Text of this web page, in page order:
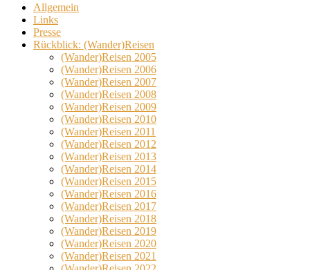
Allgemein
Links
Presse
Rückblick: (Wander)Reisen
(Wander)Reisen 2005
(Wander)Reisen 2006
(Wander)Reisen 2007
(Wander)Reisen 2008
(Wander)Reisen 2009
(Wander)Reisen 2010
(Wander)Reisen 2011
(Wander)Reisen 2012
(Wander)Reisen 2013
(Wander)Reisen 2014
(Wander)Reisen 2015
(Wander)Reisen 2016
(Wander)Reisen 2017
(Wander)Reisen 2018
(Wander)Reisen 2019
(Wander)Reisen 2020
(Wander)Reisen 2021